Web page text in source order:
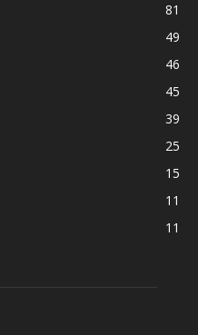
81
49
46
45
39
25
15
11
11